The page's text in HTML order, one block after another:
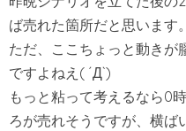
ば売れた箇所だと思います。
ただ、ここちょっと動きが
ですよねえ( ´Д`)
もっと粘って考えるなら0
ろが売れそうですが、横ば